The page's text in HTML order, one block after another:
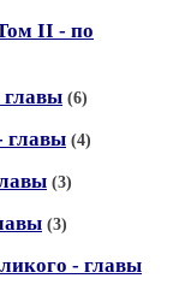
II - по
главы (6)
главы (4)
(3)
(3)
- главы